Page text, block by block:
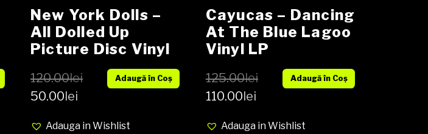
New York Dolls –
All Dolled Up
Picture Disc Vinyl
120.00lei
50.00lei
Adaugă în Coș
Adauga in Wishlist
Cayucas – Dancing
At The Blue Lagoo
Vinyl LP
125.00lei
110.00lei
Adaugă în Coș
Adauga in Wishlist